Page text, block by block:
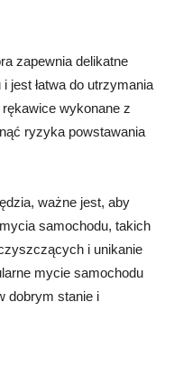
zapewnia delikatne
jest łatwa do utrzymania
wykonane z
ryzyka powstawania
ważne jest, aby
samochodu, takich
i unikanie
mycie samochodu
dobrym stanie i